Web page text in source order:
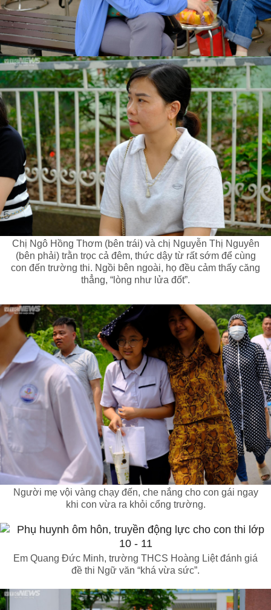
Chị Ngô Hồng Thơm (bên trái) và chị Nguyễn Thị Nguyên
(bên phải) trằn trọc cả đêm, thức dậy từ rất sớm để cùng
con đến trường thi. Ngồi bên ngoài, họ đều cảm thấy căng
thẳng, “lòng như lửa đốt”.
Người mẹ vội vàng chạy đến, che nắng cho con gái ngay
khi con vừa ra khỏi cổng trường.
Em Quang Đức Minh, trường THCS Hoàng Liệt đánh giá
đề thi Ngữ văn “khá vừa sức”.